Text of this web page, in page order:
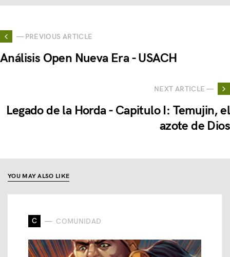
— PREVIOUS ARTICLE
Análisis Open Nueva Era - USACH
NEXT ARTICLE —
Legado de la Horda - Capitulo I: Temujin, el
azote de Dios
YOU MAY ALSO LIKE
C COMUNIDAD